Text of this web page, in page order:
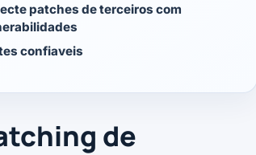
patches de terceiros com
confiaveis
de